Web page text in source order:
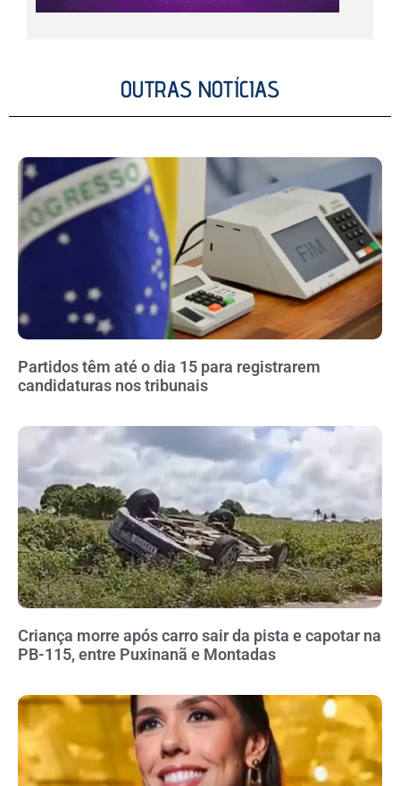
OUTRAS NOTÍCIAS
Partidos têm até o dia 15 para registrarem
candidaturas nos tribunais
Criança morre após carro sair da pista e capotar na
PB-115, entre Puxinanã e Montadas